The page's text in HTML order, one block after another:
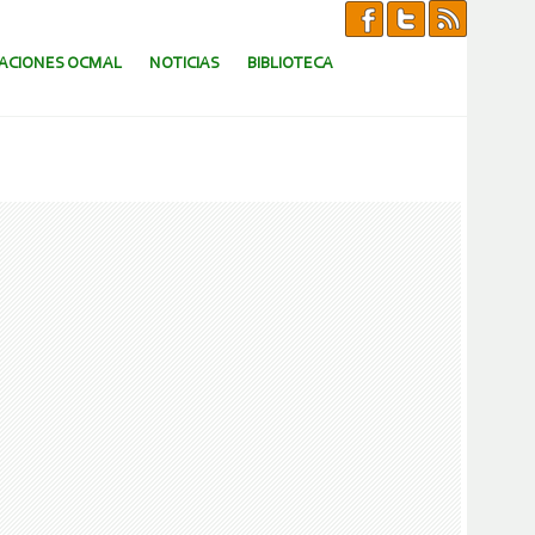
OCMAL NOTICIAS BIBLIOTECA